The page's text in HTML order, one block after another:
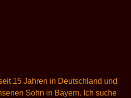
15 Jahren in Deutschland und
Sohn in Bayern. Ich suche